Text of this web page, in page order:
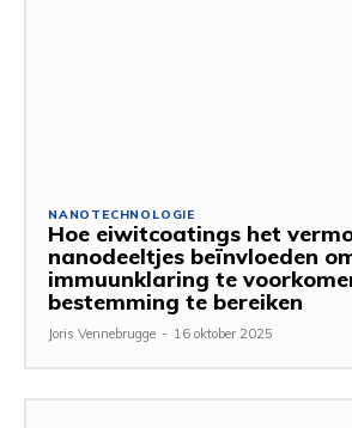
NANOTECHNOLOGIE
Hoe eiwitcoatings het
nanodeeltjes beïnvloeden
immuunklaring te
bestemming te bereiken
Joris Vennebrugge - 16 oktober 2025